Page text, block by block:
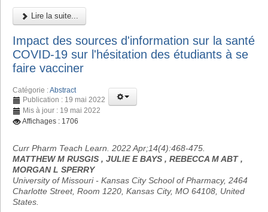
Lire la suite...
Impact des sources d'information sur la santé
COVID-19 sur l'hésitation des étudiants à se
faire vacciner
Catégorie :Abstract
Publication : 19 mai 2022
Mis à jour : 19 mai 2022
Affichages : 1706
Curr Pharm Teach Learn. 2022 Apr;14(4):468-475.
MATTHEW M RUSGIS , JULIE E BAYS , REBECCA M ABT ,
MORGAN L SPERRY
University of Missouri - Kansas City School of Pharmacy, 2464
Charlotte Street, Room 1220, Kansas City, MO 64108, United
States.